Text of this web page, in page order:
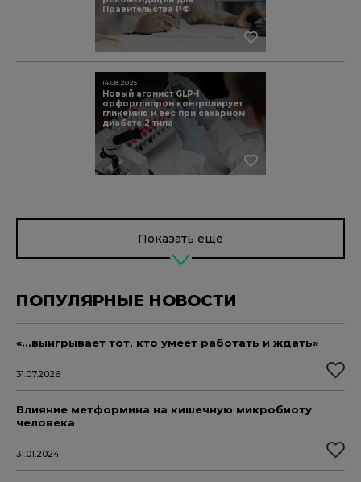
Правительства РФ
Новый агонист GLP-1
орфорглипрон контролирует
гликемию и вес при сахарном
диабете 2 типа
14.08.2025
Показать ещё
ПОПУЛЯРНЫЕ НОВОСТИ
«...выигрывает тот, кто умеет работать и ждать»
31.07.2026
Влияние метформина на кишечную микробиоту
человека
31.01.2024